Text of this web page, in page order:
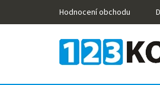
Hodnocení obchodu